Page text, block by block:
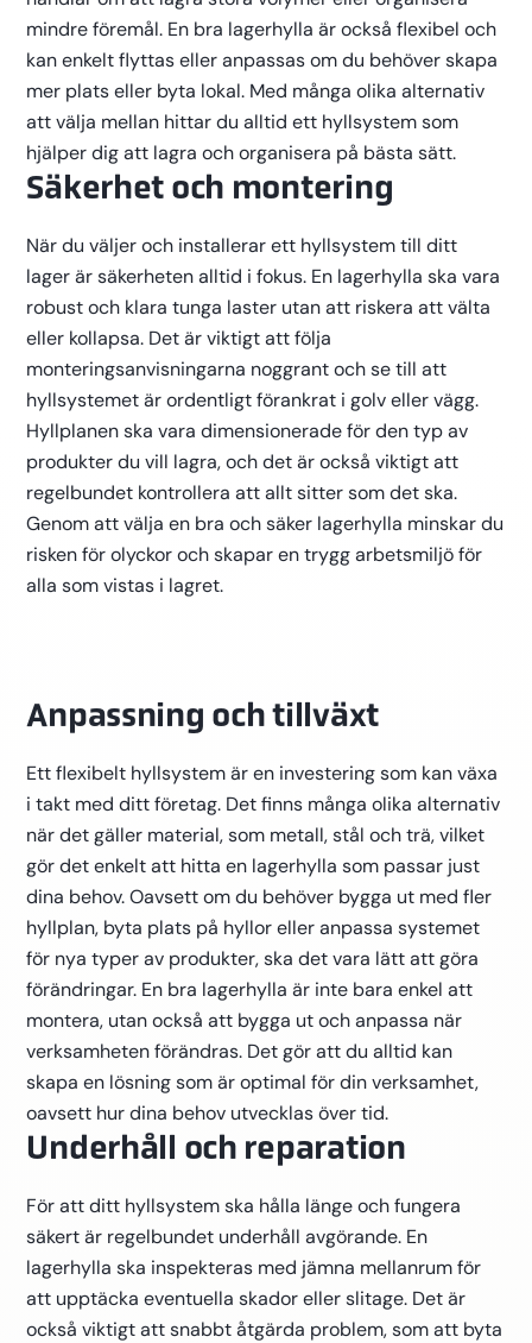
mindre föremål. En bra lagerhylla är också flexibel och
kan enkelt flyttas eller anpassas om du behöver skapa
mer plats eller byta lokal. Med många olika alternativ
att välja mellan hittar du alltid ett hyllsystem som
hjälper dig att lagra och organisera på bästa sätt.
Säkerhet och montering
När du väljer och installerar ett hyllsystem till ditt
lager är säkerheten alltid i fokus. En lagerhylla ska vara
robust och klara tunga laster utan att riskera att välta
eller kollapsa. Det är viktigt att följa
monteringsanvisningarna noggrant och se till att
hyllsystemet är ordentligt förankrat i golv eller vägg.
Hyllplanen ska vara dimensionerade för den typ av
produkter du vill lagra, och det är också viktigt att
regelbundet kontrollera att allt sitter som det ska.
Genom att välja en bra och säker lagerhylla minskar du
risken för olyckor och skapar en trygg arbetsmiljö för
alla som vistas i lagret.
Anpassning och tillväxt
Ett flexibelt hyllsystem är en investering som kan växa
i takt med ditt företag. Det finns många olika alternativ
när det gäller material, som metall, stål och trä, vilket
gör det enkelt att hitta en lagerhylla som passar just
dina behov. Oavsett om du behöver bygga ut med fler
hyllplan, byta plats på hyllor eller anpassa systemet
för nya typer av produkter, ska det vara lätt att göra
förändringar. En bra lagerhylla är inte bara enkel att
montera, utan också att bygga ut och anpassa när
verksamheten förändras. Det gör att du alltid kan
skapa en lösning som är optimal för din verksamhet,
oavsett hur dina behov utvecklas över tid.
Underhåll och reparation
För att ditt hyllsystem ska hålla länge och fungera
säkert är regelbundet underhåll avgörande. En
lagerhylla ska inspekteras med jämna mellanrum för
att upptäcka eventuella skador eller slitage. Det är
också viktigt att snabbt åtgärda problem, som att byta